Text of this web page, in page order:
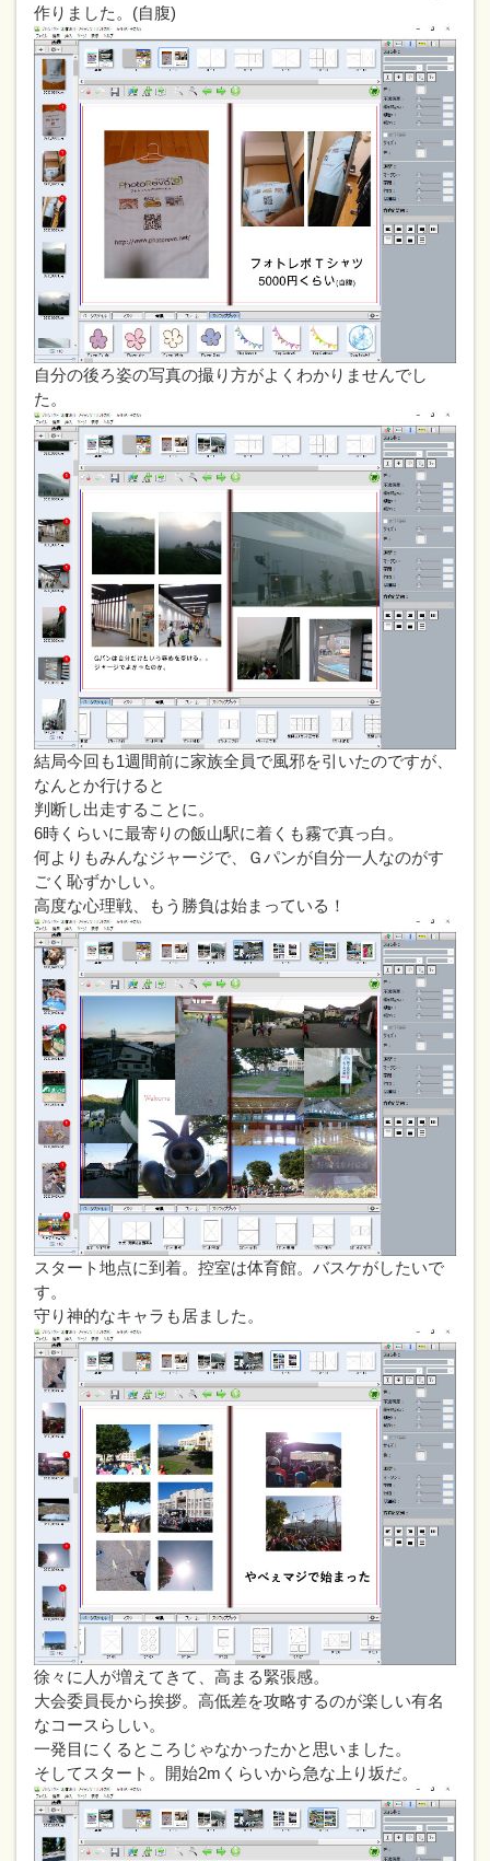
作りました。(自腹)
自分の後ろ姿の写真の撮り方がよくわかりませんでし
た。
結局今回も1週間前に家族全員で風邪を引いたのですが、
なんとか行けると
判断し出走することに。
6時くらいに最寄りの飯山駅に着くも霧で真っ白。
何よりもみんなジャージで、Ｇパンが自分一人なのがす
ごく恥ずかしい。
高度な心理戦、もう勝負は始まっている！
スタート地点に到着。控室は体育館。バスケがしたいで
す。
守り神的なキャラも居ました。
徐々に人が増えてきて、高まる緊張感。
大会委員長から挨拶。高低差を攻略するのが楽しい有名
なコースらしい。
一発目にくるところじゃなかったかと思いました。
そしてスタート。開始2mくらいから急な上り坂だ。